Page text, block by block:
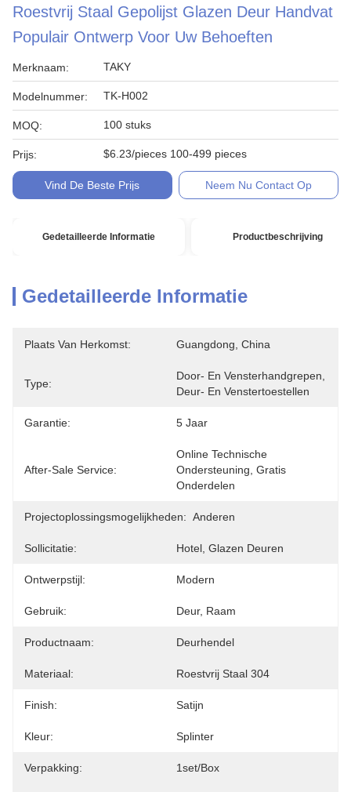
Roestvrij Staal Gepolijst Glazen Deur Handvat
Populair Ontwerp Voor Uw Behoeften
Merknaam: TAKY
Modelnummer: TK-H002
MOQ: 100 stuks
Prijs: $6.23/pieces 100-499 pieces
Vind De Beste Prijs Neem Nu Contact Op
Gedetailleerde Informatie Productbeschrijving
Gedetailleerde Informatie
Plaats Van Herkomst: Guangdong, China
Type:
Door- En Vensterhandgrepen,
Deur- En Venstertoestellen
Garantie: 5 Jaar
After-Sale Service:
Online Technische
Ondersteuning, Gratis
Onderdelen
Projectoplossingsmogelijkheden: Anderen
Sollicitatie: Hotel, Glazen Deuren
Ontwerpstijl: Modern
Gebruik: Deur, Raam
Productnaam: Deurhendel
Materiaal: Roestvrij Staal 304
Finish: Satijn
Kleur: Splinter
Verpakking: 1set/box